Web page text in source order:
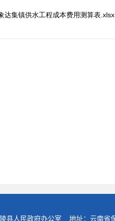
达集镇供水工程成本费用测算表.xlsx